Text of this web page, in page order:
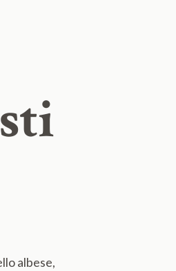
albese,